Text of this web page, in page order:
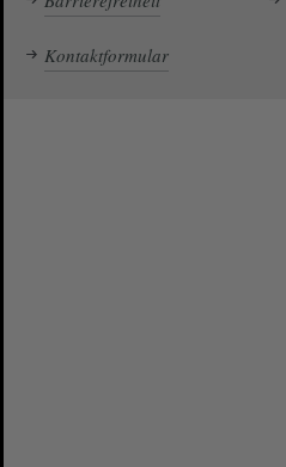
Kontaktformular